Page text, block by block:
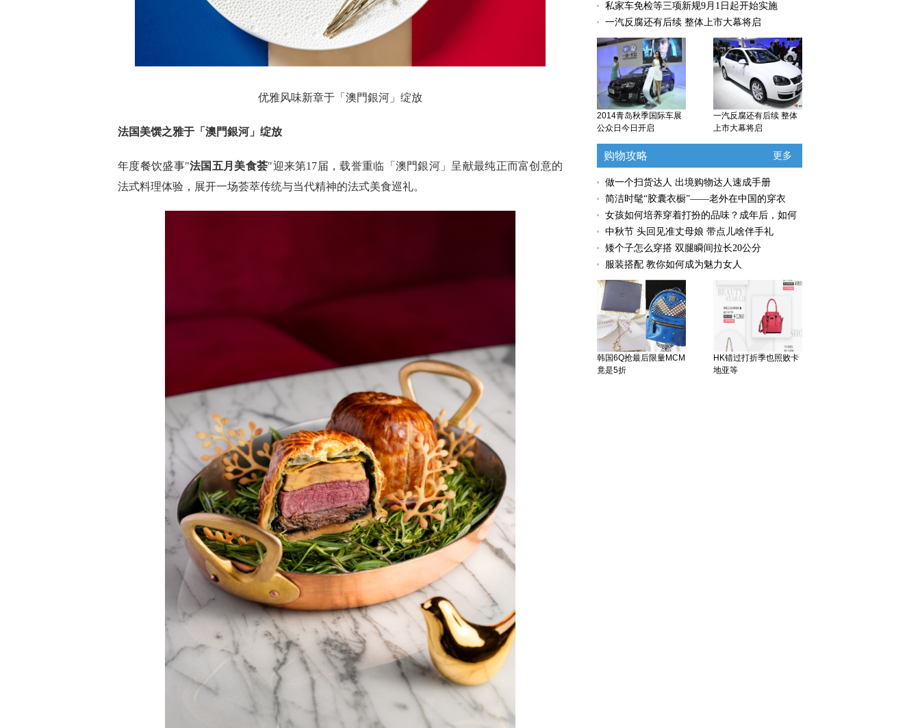
优雅风味新章于「澳門銀河」绽放
法国美馔之雅于「澳門銀河」绽放
年度餐饮盛事"法国五月美食荟"迎来第17届，载誉重临「澳門銀河」呈献最纯正而富创意的
法式料理体验，展开一场荟萃传统与当代精神的法式美食巡礼。
私家车免检等三项新规9月1日起开始实施
一汽反腐还有后续 整体上市大幕将启
一汽反腐还有后续 整体
上市大幕将启
2014青岛秋季国际车展
公众日今日开启
购物攻略 更多
做一个扫货达人 出境购物达人速成手册
简洁时髦“胶囊衣橱”——老外在中国的穿衣
女孩如何培养穿着打扮的品味？成年后，如何
中秋节 头回见准丈母娘 带点儿啥伴手礼
矮个子怎么穿搭 双腿瞬间拉长20公分
服装搭配 教你如何成为魅力女人
HK错过打折季也照败卡
地亚等
韩国6Q抢最后限量MCM
竟是5折